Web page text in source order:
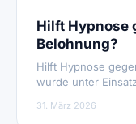
Hilft Hypnose
Belohnung?
Hilft Hypnose
wurde unter
31. März 2026